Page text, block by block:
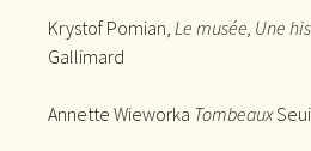
Krystof Pomian, Le musée, Une
Gallimard
Annette Wieworka Tombeaux